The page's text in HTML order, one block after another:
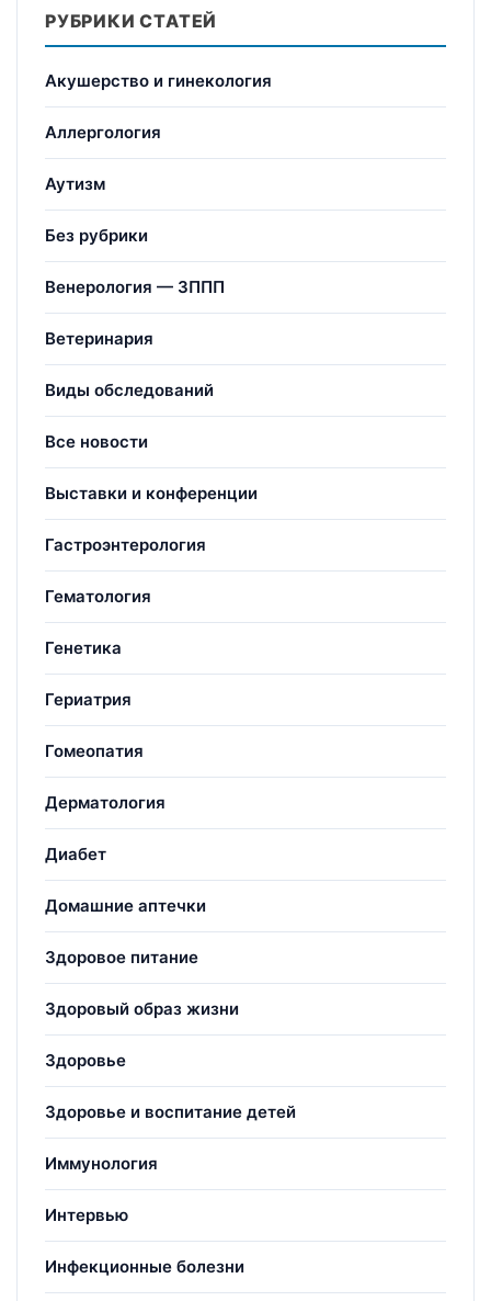
РУБРИКИ СТАТЕЙ
Акушерство и гинекология
Аллергология
Аутизм
Без рубрики
Венерология — ЗППП
Ветеринария
Виды обследований
Все новости
Выставки и конференции
Гастроэнтерология
Гематология
Генетика
Гериатрия
Гомеопатия
Дерматология
Диабет
Домашние аптечки
Здоровое питание
Здоровый образ жизни
Здоровье
Здоровье и воспитание детей
Иммунология
Интервью
Инфекционные болезни